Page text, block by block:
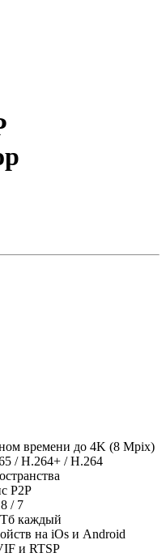
времени до 4K (8 Mpix)
/ H.264+ / H.264
Р2Р
/ 7
каждый
на iOs и Android
и RTSP